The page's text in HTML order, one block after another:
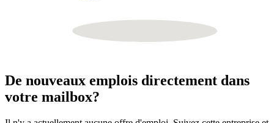
De nouveaux emplois directement dans
votre mailbox?